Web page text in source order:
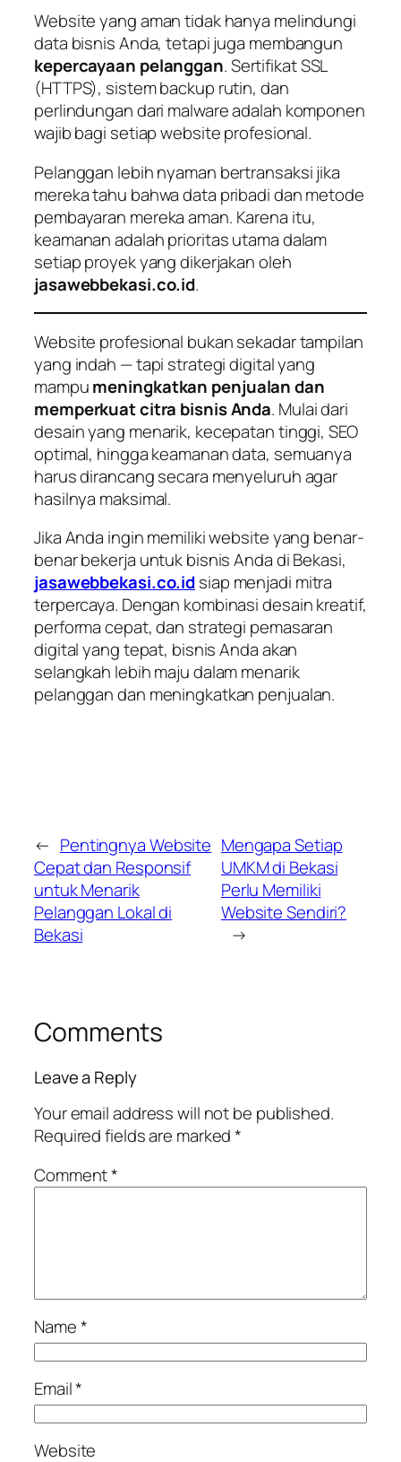
Website yang aman tidak hanya melindungi
data bisnis Anda, tetapi juga membangun
kepercayaan pelanggan. Sertifikat SSL
(HTTPS), sistem backup rutin, dan
perlindungan dari malware adalah komponen
wajib bagi setiap website profesional.
Pelanggan lebih nyaman bertransaksi jika
mereka tahu bahwa data pribadi dan metode
pembayaran mereka aman. Karena itu,
keamanan adalah prioritas utama dalam
setiap proyek yang dikerjakan oleh
jasawebbekasi.co.id.
Website profesional bukan sekadar tampilan
yang indah — tapi strategi digital yang
mampumeningkatkan penjualan dan
memperkuat citra bisnis Anda. Mulai dari
desain yang menarik, kecepatan tinggi, SEO
optimal, hingga keamanan data, semuanya
harus dirancang secara menyeluruh agar
hasilnya maksimal.
Jika Anda ingin memiliki website yang benar-
benar bekerja untuk bisnis Anda di Bekasi,
jasawebbekasi.co.idsiap menjadi mitra
terpercaya. Dengan kombinasi desain kreatif,
performa cepat, dan strategi pemasaran
digital yang tepat, bisnis Anda akan
selangkah lebih maju dalam menarik
pelanggan dan meningkatkan penjualan.
← Pentingnya Website
Cepat dan Responsif
untuk Menarik
Pelanggan Lokal di
Bekasi
Mengapa Setiap
UMKM di Bekasi
Perlu Memiliki
Website Sendiri?
→
Comments
Leave a Reply
Your email address will not be published.
Required fields are marked*
Comment*
Name*
Email*
Website